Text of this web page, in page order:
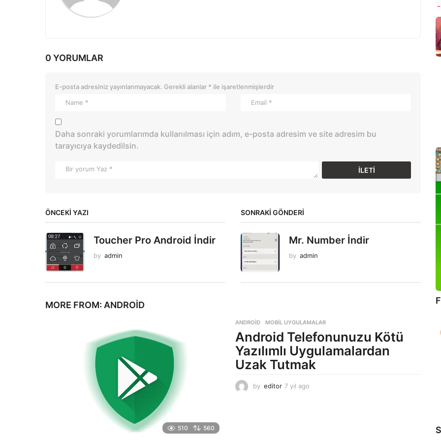
0 YORUMLAR
E-posta adresiniz yayınlanmayacak. Gerekli alanlar * ile işaretlenmişlerdir
Daha sonraki yorumlarımda kullanılması için adım, e-posta adresim ve site adresim bu
tarayıcıya kaydedilsin.
ÖNCEKI YAZI
Toucher Pro Android İndir
by admin
SONRAKİ GÖNDERİ
Mr. Number İndir
by admin
MORE FROM: ANDROID
510 560
ANDROID ,MOBIL UYGULAMALAR
Android Telefonunuzu Kötü
Yazılımlı Uygulamalardan
Uzak Tutmak
by editor 7 yıl ago